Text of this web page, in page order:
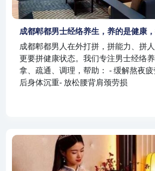
成都郫都男士经络养生，养的是健康
成都郫都男人在外打拼，拼能力、拼
更要拼健康状态。我们专注男士经络
拿、疏通、调理，帮助： - 缓解熬夜疲
后身体沉重- 放松腰背肩颈劳损